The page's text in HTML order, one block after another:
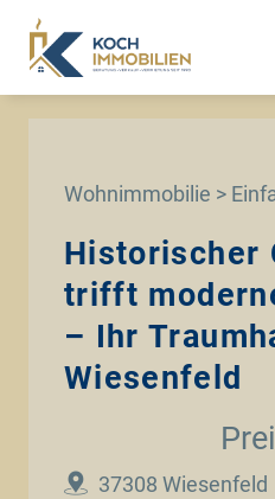
Wohnimmobilie >
Historischer
trifft
– Ihr
Wiesenfeld
37308 Wiesenfeld